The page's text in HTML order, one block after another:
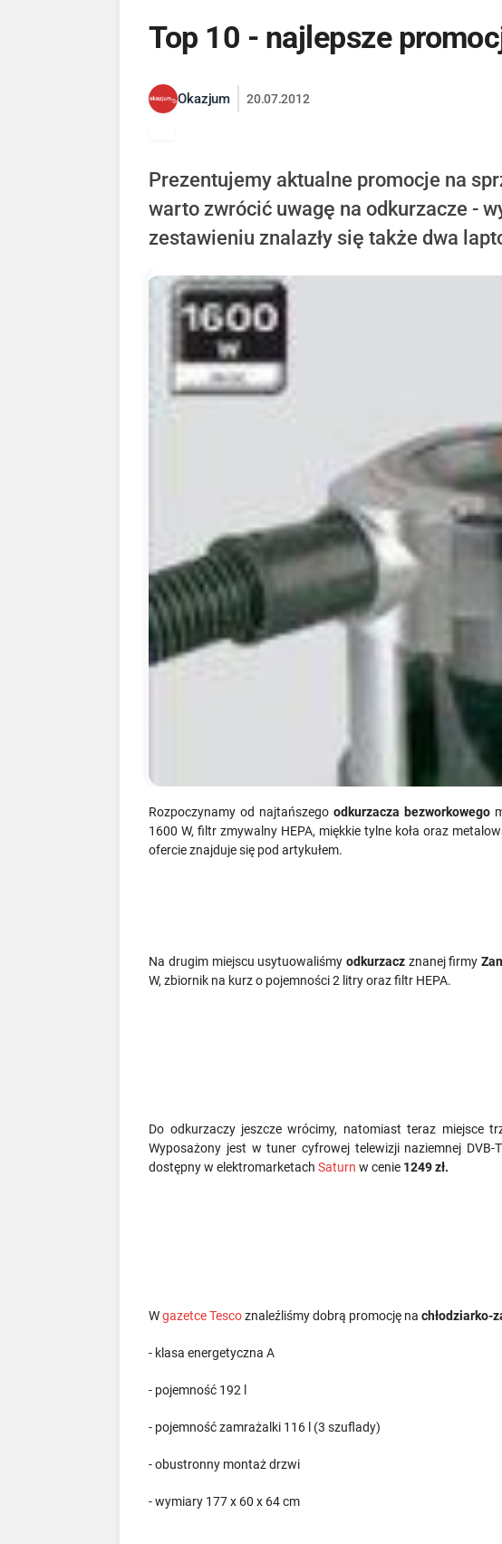
Top 10 - najlepsze
Okazjum 20.07.2012
Prezentujemy aktualne promocje na
warto zwrócić uwagę na odkurzacze -
zestawieniu znalazły się także dwa
Rozpoczynamy od najtańszegoodkurzacza bezworkowego
1600 W, filtr zmywalny HEPA, miękkie tylne koła oraz
ofercie znajduje się pod artykułem.
Na drugim miejscu usytuowaliśmy odkurzacz znanej firmy
W, zbiornik na kurz o pojemności 2 litry oraz filtr HEPA.
Do odkurzaczy jeszcze wrócimy, natomiast teraz miejsce
Wyposażony jest w tuner cyfrowej telewizji naziemnej
dostępny w elektromarketachSaturn w cenie 1249 zł.
Wgazetce Tescoznaleźliśmy dobrą promocję nachłodziarko-
- klasa energetyczna A
- pojemność 192 l
- pojemność zamrażalki 116 l (3 szuflady)
- obustronny montaż drzwi
- wymiary 177 x 60 x 64 cm